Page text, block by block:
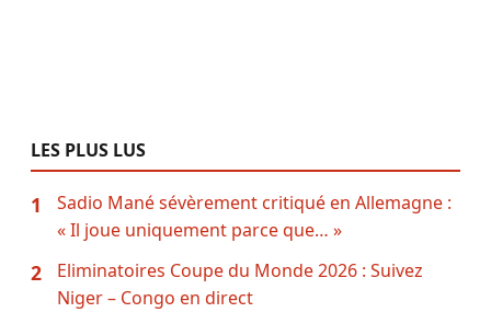
LES PLUS LUS
1
Sadio Mané sévèrement critiqué en Allemagne :
« Il joue uniquement parce que… »
2
Eliminatoires Coupe du Monde 2026 : Suivez
Niger – Congo en direct